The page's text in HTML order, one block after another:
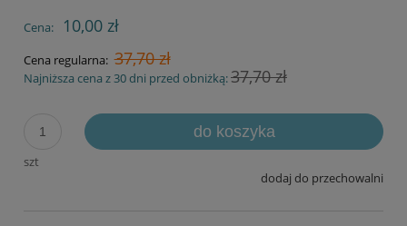
Cena: 10,00 zł
Cena regularna: 37,70 zł
Najniższa cena z 30 dni przed obniżką:37,70 zł
szt
do koszyka
dodaj do przechowalni